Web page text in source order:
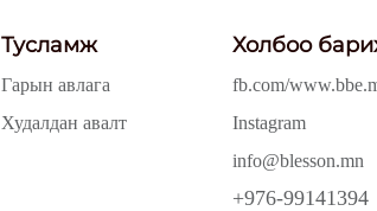
Тусламж
Гарын авлага
Худалдан авалт
Холбоо
fb.com/
Instagram
info@blesson.mn
+976-99141394